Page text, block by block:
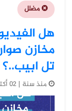
مضلل
هل
مخازن
تل ابيب..؟
منذ سنة | 02 أكتوبر 2024